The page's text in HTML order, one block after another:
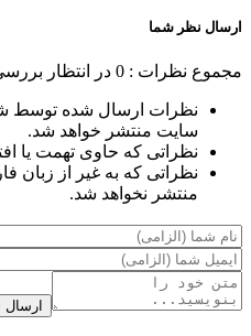
ارسال نظر شما
مجموع نظرات : 0 در انتظار
نظرات ارسال شده توسط
سایت منتشر خواهد شد.
نظراتی که حاوی تهمت یا
نظراتی که به غیر از زبان
منتشر نخواهد شد.
ارسال